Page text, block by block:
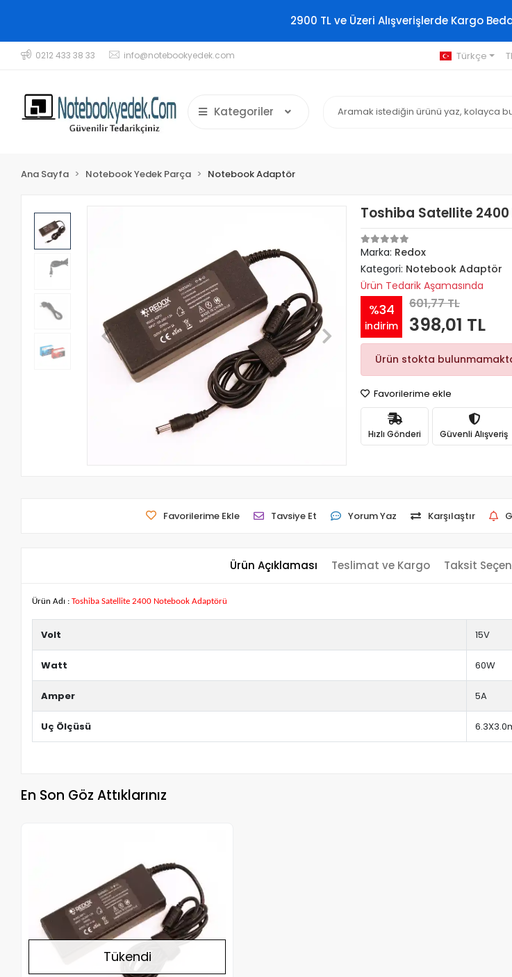
2900 TL ve Üzeri Alışverişlerde Kargo
0212 433 38 33 info@notebookyedek.com Türkçe
Kategoriler
Ana Sayfa Notebook Yedek Parça Notebook Adaptör
Toshiba Satellite
Marka: Redox
Kategori: Notebook Adaptör
Ürün Tedarik Aşamasında
%34
indirim
601,77 TL
398,01 TL
Ürün stokta
Favorilerime ekle
Hızlı Gönderi Güvenli Alışveriş
Favorilerime Ekle Tavsiye Et Yorum Yaz Karşılaştır
Ürün Açıklaması Teslimat ve Kargo Taksit
Ürün Adı : Toshiba Satellite 2400 Notebook Adaptörü
Volt 15V
Watt 60W
Amper 5A
Uç Ölçüsü
En Son Göz Attıklarınız
Tükendi